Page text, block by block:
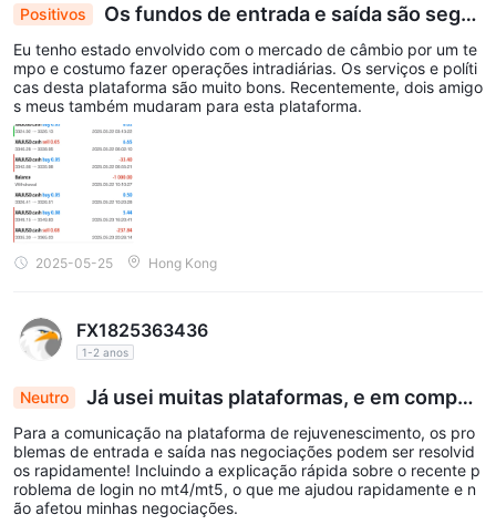
Positivos
Os fundos de entrada e saída são segur
os o suficiente
Eu tenho estado envolvido com o mercado de câmbio por um te
mpo e costumo fazer operações intradiárias. Os serviços e políti
cas desta plataforma são muito bons. Recentemente, dois amigo
s meus também mudaram para esta plataforma.
2025-05-25 Hong Kong
FX1825363436
1-2 anos
Neutro
Já usei muitas plataformas, e em compar
ação, a AFT ainda é bastante boa
Para a comunicação na plataforma de rejuvenescimento, os pro
blemas de entrada e saída nas negociações podem ser resolvid
os rapidamente! Incluindo a explicação rápida sobre o recente p
roblema de login no mt4/mt5, o que me ajudou rapidamente e n
ão afetou minhas negociações.